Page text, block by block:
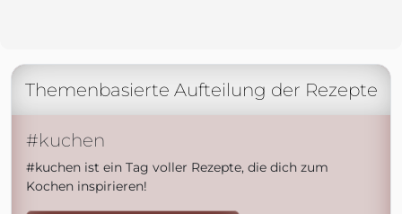
Themenbasierte Aufteilung der Rezepte
#kuchen
#kuchen ist ein Tag voller Rezepte, die dich zum
Kochen inspirieren!